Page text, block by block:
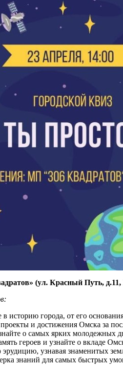
(ул. Красный Путь,
историю города, от его
и достижения Омска за
о самых ярких молодежных
героев и узнайте о вкладе
узнавая знаменитых
знаний для самых быстрых